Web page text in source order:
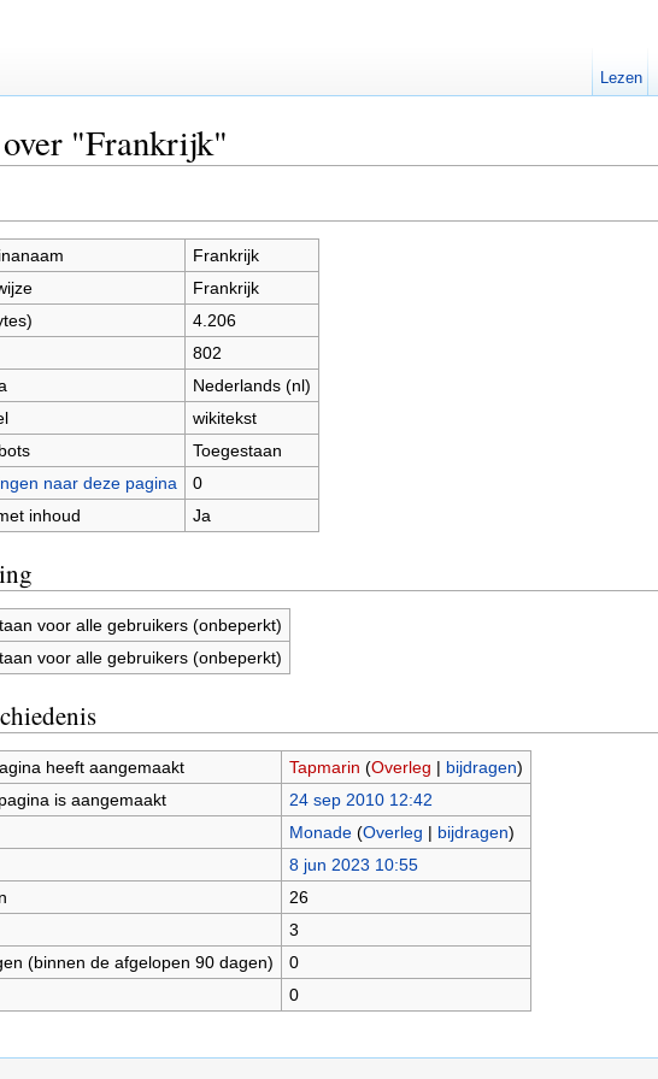
"Frankrijk"
Frankrijk
Frankrijk
4.206
802
Nederlands (nl)
wikitekst
Toegestaan
naar deze pagina
0
inhoud
Ja
voor alle gebruikers (onbeperkt)
voor alle gebruikers (onbeperkt)
heeft aangemaakt Tapmarin (Overleg | bijdragen)
is aangemaakt
24 sep 2010 12:42
Monade (Overleg | bijdragen)
8 jun 2023 10:55
26
3
(binnen de afgelopen 90 dagen)
0
0
Lezen